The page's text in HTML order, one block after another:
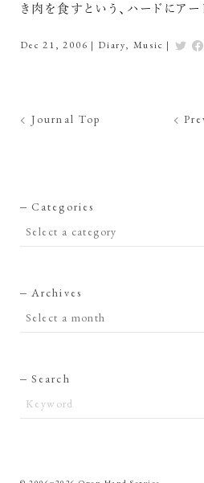
き肉を食すという、ハードにアー
Dec 21, 2006 | Diary, Music |
Journal Top
Categories
Archives
Search